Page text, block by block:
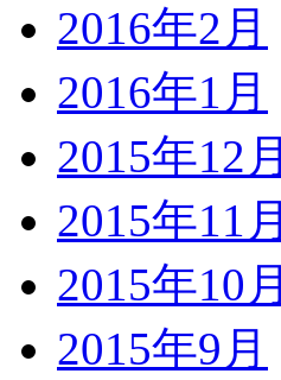
2016年2月
2016年1月
2015年12月
2015年11月
2015年10月
2015年9月